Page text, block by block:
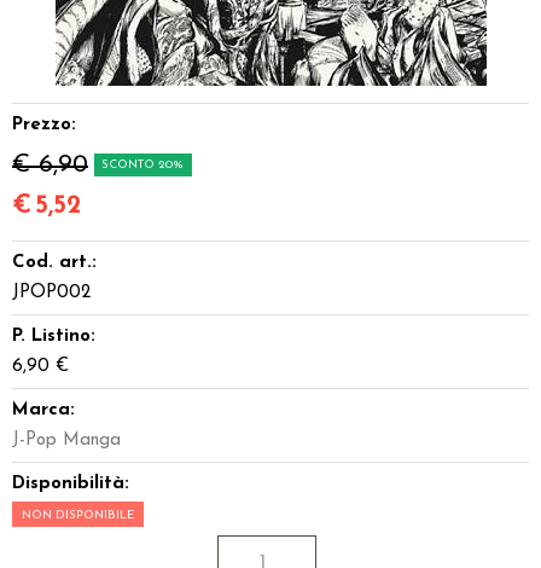
Prezzo:
€ 6,90 SCONTO 20%
€ 5,52
Cod. art.:
JPOP002
P. Listino:
6,90 €
Marca:
J-Pop Manga
Disponibilità:
NON DISPONIBILE